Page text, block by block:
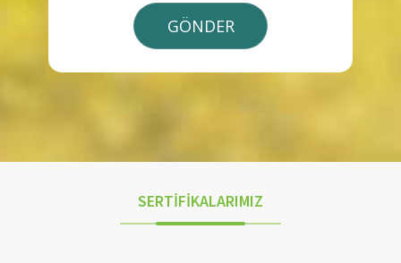
SERTİFİKALARIMIZ